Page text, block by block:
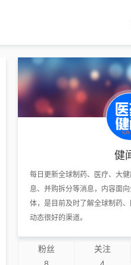
健
每日更新全球制药、医疗、大
息、并购拆分等消息，内容面
体，是目前及时了解全球制药
动态很好的渠道。
粉丝
关注